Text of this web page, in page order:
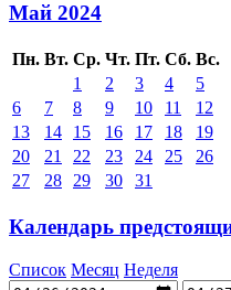
Май 2024
Пн. Вт. Ср. Чт. Пт. Сб. Вс.
1
2 3 4
5
6
7 8 9 10 11
12
13
14 15 16 17 18
19
20
21 22 23 24 25
26
27
28 29 30 31
Календарь
Список Месяц Неделя